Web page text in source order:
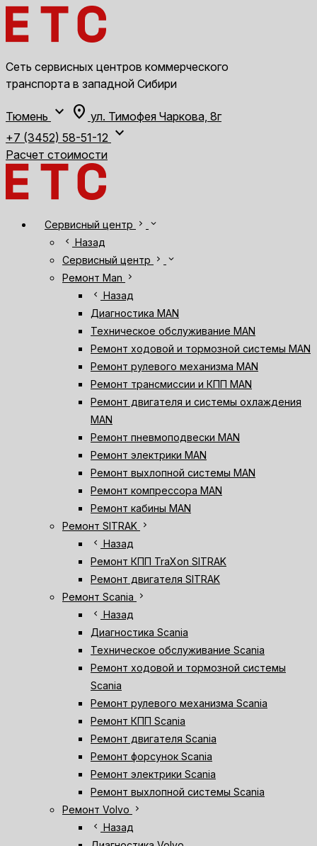
Сеть сервисных центров коммерческого
транспорта в западной Сибири
Тюмень expand_more location_on ул. Тимофея Чаркова, 8г
+7 (3452) 58-51-12 expand_more
Расчет стоимости
Сервисный центр chevron_right
expand_more
chevron_left Назад
Сервисный центр
chevron_right expand_more
Ремонт Man
chevron_right
chevron_left Назад
Диагностика MAN
Техническое обслуживание MAN
Ремонт ходовой и тормозной системы MAN
Ремонт рулевого механизма MAN
Ремонт трансмиссии и КПП MAN
Ремонт двигателя и системы охлаждения
MAN
Ремонт пневмоподвески MAN
Ремонт электрики MAN
Ремонт выхлопной системы MAN
Ремонт компрессора MAN
Ремонт кабины MAN
Ремонт SITRAK chevron_right
chevron_left Назад
Ремонт КПП TraXon SITRAK
Ремонт двигателя SITRAK
Ремонт Scania
chevron_right
chevron_left Назад
Диагностика Scania
Техническое обслуживание Scania
Ремонт ходовой и тормозной системы
Scania
Ремонт рулевого механизма Scania
Ремонт КПП Scania
Ремонт двигателя Scania
Ремонт форсунок Scania
Ремонт электрики Scania
Ремонт выхлопной системы Scania
Ремонт Volvo
chevron_right
chevron_left Назад